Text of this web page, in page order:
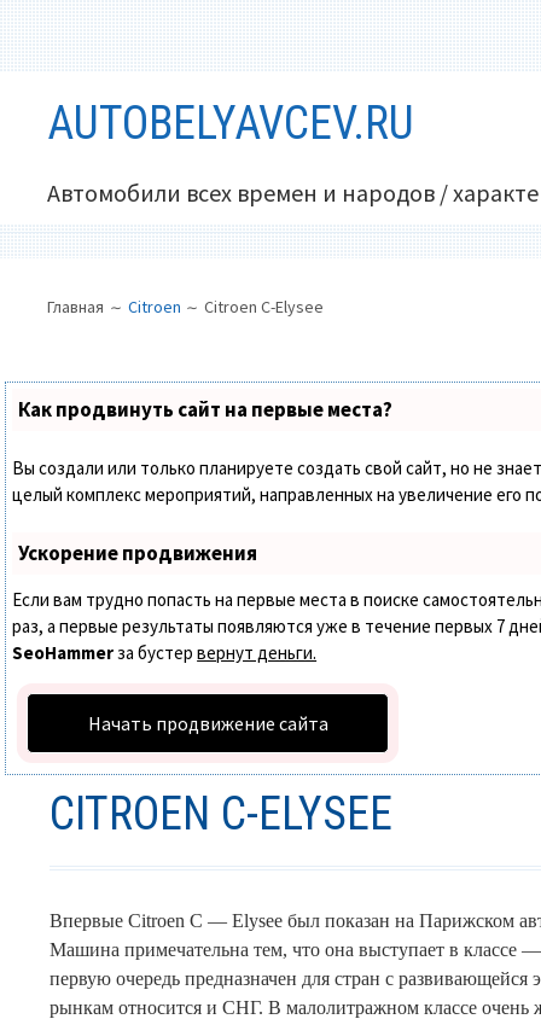
содержимомуAUTOBELYAVCEV.RU
Автомобили всех времен и народов /
МЕНЮ
САЙТЕ
(ХЛЕБНЫЕ
КРОШКИ)
Главная Citroen Citroen C-Elysee
Как продвинуть сайт на первые места?
Вы создали или только планируете создать свой сайт, но не
целый комплекс мероприятий, направленных на увеличение его
Ускорение продвижения
Если вам трудно попасть на первые места в поиске
раз, а первые результаты появляются уже в течение первых 7
SeoHammerза бустервернут деньги.
Начать продвижение сайта
CITROEN C-ELYSEE
Впервые Citroen C — Elysee был показан на Парижском
Машина примечательна тем, что она выступает в классе
первую очередь предназначен для стран с развивающейся
рынкам относится и СНГ. В малолитражном классе очень